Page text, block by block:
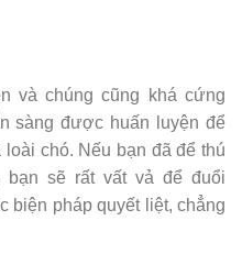
và chúng cũng khá cứng
sàng được huấn luyện để
chó. Nếu bạn đã để thú
sẽ rất vất vả để đuổi
biện pháp quyết liệt, chẳng